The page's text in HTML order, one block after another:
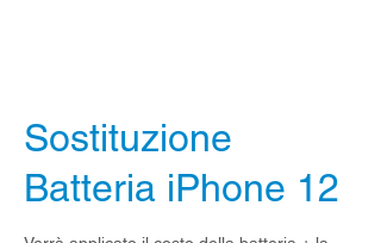
Sostituzione
Batteria iPhone 12